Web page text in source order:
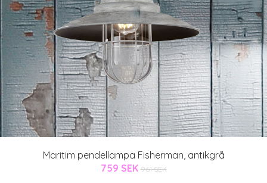
Maritim pendellampa Fisherman, antikgrå
759 SEK 961 SEK